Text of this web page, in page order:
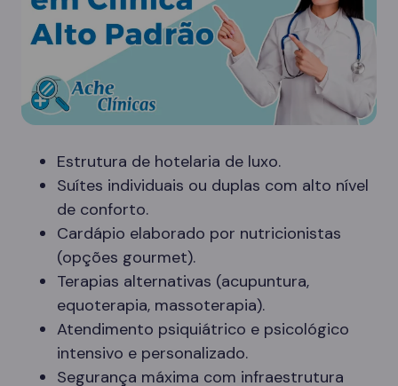
Estrutura de hotelaria de luxo.
Suítes individuais ou duplas com alto nível
de conforto.
Cardápio elaborado por nutricionistas
(opções gourmet).
Terapias alternativas (acupuntura,
equoterapia, massoterapia).
Atendimento psiquiátrico e psicológico
intensivo e personalizado.
Segurança máxima com infraestrutura